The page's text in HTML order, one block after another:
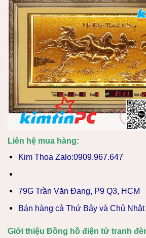
Liên hệ mua hàng:
Kim Thoa Zalo:0909.967.647
79G Trần Văn Đang, P9 Q3, HCM
Bán hàng cả Thứ Bảy và Chủ Nhật
Giới thiệu Đồng hồ điện tử tranh